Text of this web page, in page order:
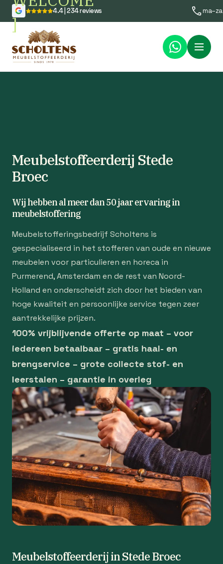
]
4.4 | 234 reviews
Menu
Meubelstoffeerderij Stede
Broec
Wij hebben al meer dan 50 jaar ervaring in
meubelstoffering
Meubelstofferingsbedrijf Scholtens is
gespecialiseerd in het stofferen van oude en nieuwe
meubelen voor particulieren en horeca in
Purmerend, Amsterdam en de rest van Noord-
Holland en onderscheidt zich door het bieden van
hoge kwaliteit en persoonlijke service tegen zeer
aantrekkelijke prijzen.
100% vrijblijvende offerte op maat – voor
iedereen betaalbaar – gratis haal- en
brengservice – grote collecte stof- en
leerstalen – garantie in overleg
Meubelstoffeerderij in Stede Broec